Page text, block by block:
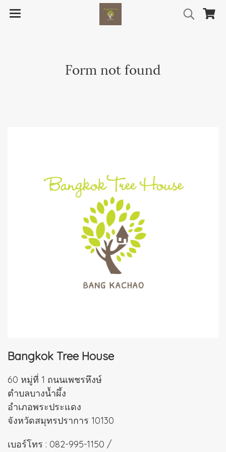
Form not found
Bangkok Tree House
60 หมู่ที่ 1 ถนนเพชรหึงษ์
ตำบลบางน้ำผึ้ง
อำเภอพระประแดง
จังหวัดสมุทรปราการ 10130
เบอร์โทร : 082-995-1150 /